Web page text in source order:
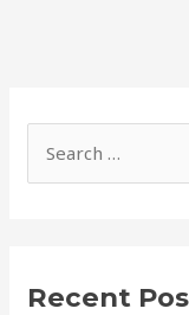
c
Recent